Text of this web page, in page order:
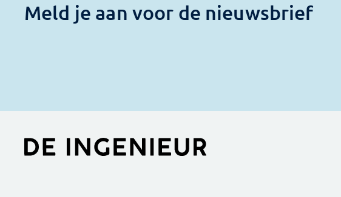
Meld je aan voor de nieuwsbrief